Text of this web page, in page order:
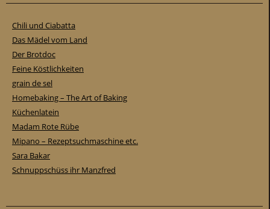
Chili und Ciabatta
Das Mädel vom Land
Der Brotdoc
Feine Köstlichkeiten
grain de sel
Homebaking – The Art of Baking
Küchenlatein
Madam Rote Rübe
Mipano – Rezeptsuchmaschine etc.
Sara Bakar
Schnuppschüss ihr Manzfred